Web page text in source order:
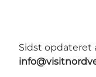
Sidst opdateret